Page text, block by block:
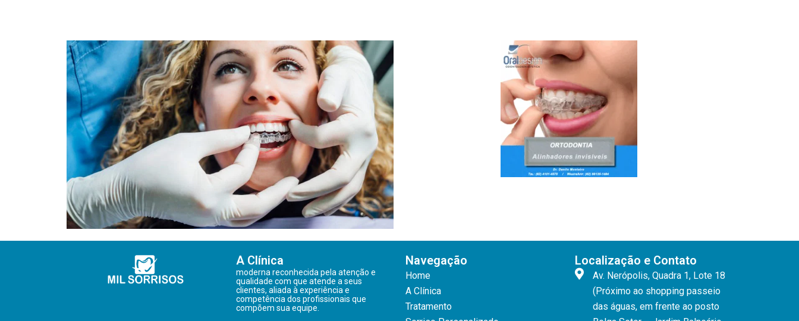
A Clínica
moderna reconhecida pela atenção e
qualidade com que atende a seus
clientes, aliada à experiência e
competência dos profissionais que
compõem sua equipe.
Navegação
Home
A Clínica
Tratamento
Localização e Contato
Av. Nerópolis, Quadra 1, Lote 18
(Próximo ao shopping passeio
das águas, em frente ao posto